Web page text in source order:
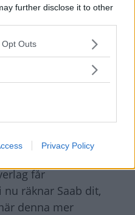
further disclose it to other
uses one or more Google
behaviour. You may click to
purposes in below Google
Outs
Privacy Policy
ett lite avslaget
Bilföretagen
glädje, attraktion och
energigivande.
med de totala
Saabägarna bevis
med sitt bilinnehav,
får
räknar Saab dit,
denna mer